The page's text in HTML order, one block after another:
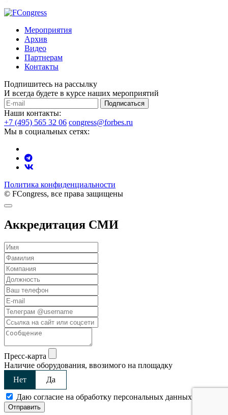
Мероприятия
Архив
Видео
Партнерам
Контакты
Подпишитесь на рассылку
И всегда будете в курсе наших мероприятий
Подписаться
Наши контакты:
+7 (495) 565 32 06 congress@forbes.ru
Мы в социальных сетях:
Политика конфиденциальности
© FCongress, все права защищены
Аккредитация СМИ
Пресс-карта
Наличие оборудования, ввозимого на площадку
Нет
Да
Даю согласие на обработку персональных данных
Отправить